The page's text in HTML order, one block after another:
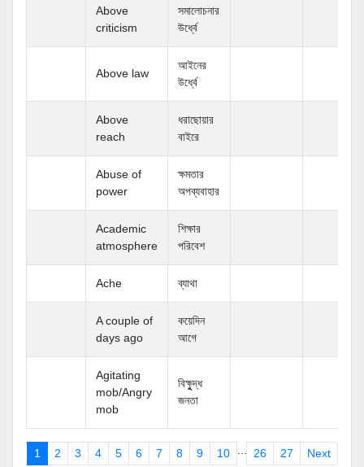
Above
criticism
সমালোচনার
উর্ধ্বে
Above law
আইনের
উর্ধ্বে
Above
reach
ধরাছোয়ার
বাইরে
Abuse of
power
ক্ষমতার
অপব্যবাহার
Academic
atmosphere
শিক্ষার
পরিবেশ
Ache ব্যাথা
A couple of
days ago
কয়েদিন
আগে
Agitating
mob/Angry
mob
বিক্ষুুদ্ধ
জনতা
1 2 3 4 5 6 7 8 9 10 26 27 Next